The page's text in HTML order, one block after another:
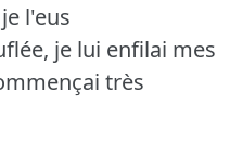
l'eus
je lui enfilai mes
très